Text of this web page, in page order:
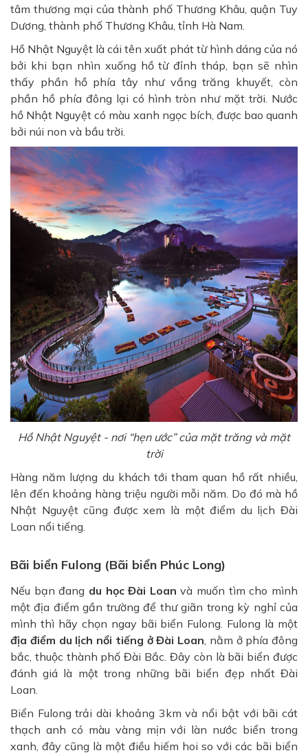
tâm thương mại của thành phố Thương Khâu, quận Tuy
Dương, thành phố Thương Khâu, tỉnh Hà Nam.
Hồ Nhật Nguyệt là cái tên xuất phát từ hình dáng của nó
bởi khi bạn nhìn xuống hồ từ đỉnh tháp, bạn sẽ nhìn
thấy phần hồ phía tây như vầng trăng khuyết, còn
phần hồ phía đông lại có hình tròn như mặt trời. Nước
hồ Nhật Nguyệt có màu xanh ngọc bích, được bao quanh
bởi núi non và bầu trời.
Hồ Nhật Nguyệt - nơi “hẹn ước” của mặt trăng và mặt
trời
Hàng năm lượng du khách tới tham quan hồ rất nhiều,
lên đến khoảng hàng triệu người mỗi năm. Do đó mà hồ
Nhật Nguyệt cũng được xem là một điểm du lịch Đài
Loan nổi tiếng.
Bãi biển Fulong (Bãi biển Phúc Long)
Nếu bạn đang du học Đài Loan và muốn tìm cho mình
một địa điểm gần trường để thư giãn trong kỳ nghỉ của
mình thì hãy chọn ngay bãi biển Fulong. Fulong là một
địa điểm du lịch nổi tiếng ở Đài Loan, nằm ở phía đông
bắc, thuộc thành phố Đài Bắc. Đây còn là bãi biển được
đánh giá là một trong những bãi biển đẹp nhất Đài
Loan.
Biển Fulong trải dài khoảng 3km và nổi bật với bãi cát
thạch anh có màu vàng mịn với làn nước biển trong
xanh, đây cũng là một điều hiếm hoi so với các bãi biển